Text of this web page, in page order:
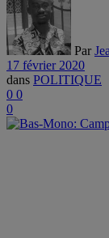
Par
17 février 2020
dans POLITIQUE
0 0
0